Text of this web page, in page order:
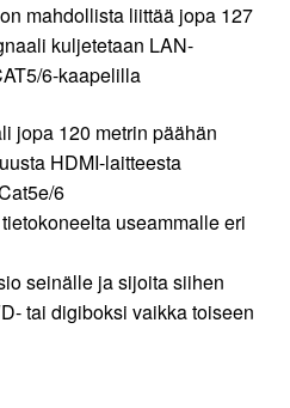
mahdollista liittää jopa 127
kuljetetaan LAN-
6-kaapelilla
jopa 120 metrin päähän
HDMI-laitteesta
6
useammalle eri
seinälle ja sijoita siihen
tai digiboksi vaikka toiseen